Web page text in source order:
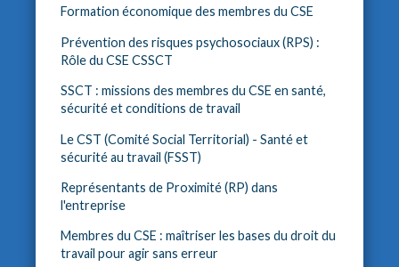
Formation économique des membres du CSE
Prévention des risques psychosociaux (RPS) :
Rôle du CSE CSSCT
SSCT : missions des membres du CSE en santé,
sécurité et conditions de travail
Le CST (Comité Social Territorial) - Santé et
sécurité au travail (FSST)
Représentants de Proximité (RP) dans
l'entreprise
Membres du CSE : maîtriser les bases du droit du
travail pour agir sans erreur